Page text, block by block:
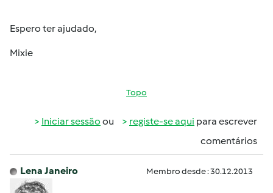
Espero ter ajudado,
Mixie
Topo
Iniciar sessão ou registe-se aqui para escrever
comentários
Lena Janeiro Membro desde : 30.12.2013